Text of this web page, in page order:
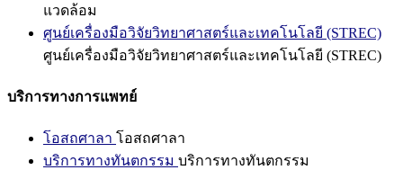
แวดล้อม
ศูนย์เครื่องมือวิจัยวิทยาศาสตร์และเทคโนโลยี (STREC)
ศูนย์เครื่องมือวิจัยวิทยาศาสตร์และเทคโนโลยี (STREC)
บริการทางการแพทย์
โอสถศาลา โอสถศาลา
บริการทางทันตกรรม บริการทางทันตกรรม